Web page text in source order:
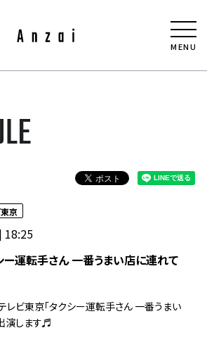
MENU
18:25
京
ー運転手さん 一番うまい店に連れて
レビ東京「タクシー運転手さん 一番うまい
演します♬